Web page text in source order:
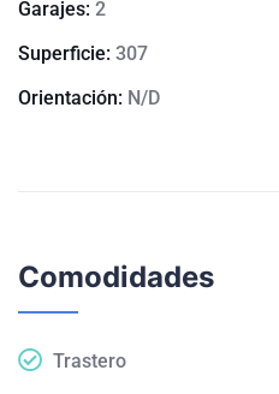
Garajes: 2
Superficie: 307
Orientación: N/D
Comodidades
Trastero